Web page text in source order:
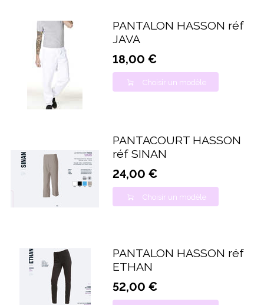
PANTALON HASSON réf
JAVA
18,00 €
Choisir un modèle
PANTACOURT HASSON
réf SINAN
24,00 €
Choisir un modèle
PANTALON HASSON réf
ETHAN
52,00 €